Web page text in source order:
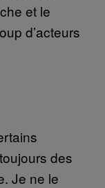
et le
d’acteurs
des
Je ne le